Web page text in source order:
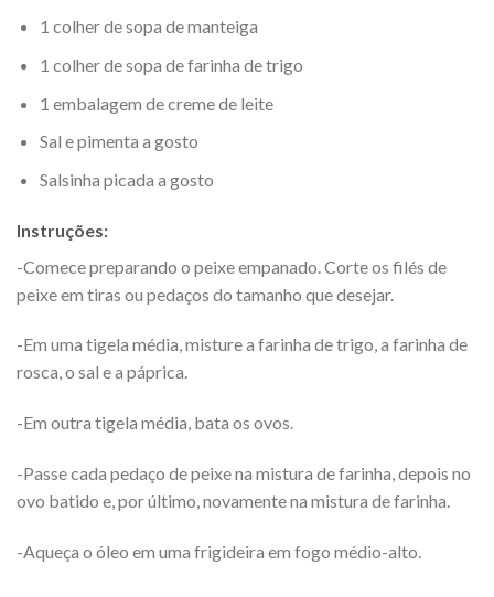
1 colher de sopa de manteiga
1 colher de sopa de farinha de trigo
1 embalagem de creme de leite
Sal e pimenta a gosto
Salsinha picada a gosto
Instruções:
-Comece preparando o peixe empanado. Corte os filés de
peixe em tiras ou pedaços do tamanho que desejar.
-Em uma tigela média, misture a farinha de trigo, a farinha de
rosca, o sal e a páprica.
-Em outra tigela média, bata os ovos.
-Passe cada pedaço de peixe na mistura de farinha, depois no
ovo batido e, por último, novamente na mistura de farinha.
-Aqueça o óleo em uma frigideira em fogo médio-alto.